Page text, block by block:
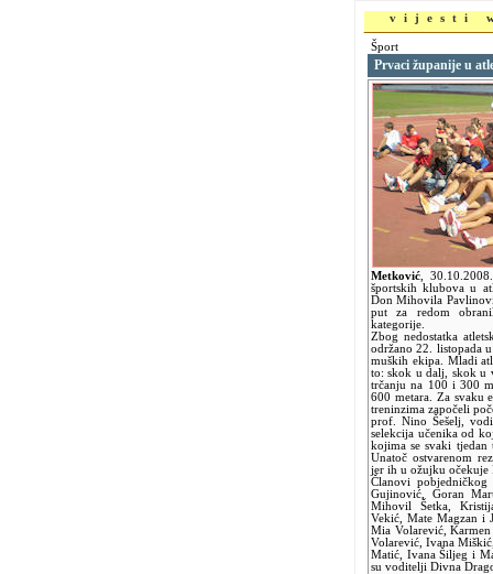
vijesti
Šport
Prvaci županije u
Metković ,
športskih klubova u
Don Mihovila
put za redom
kategorije.
Zbog nedostatka
održano 22. listopada
muških ekipa. Mladi
to: skok u dalj, skok u
trčanju na 100 i 300
600 metara. Za svaku
treninzima započeli
prof. Nino Šešelj,
selekcija učenika od
kojima se svaki tjedan
Unatoč ostvarenom
jer ih u ožujku očekuje
Članovi
Gujinović, Goran
Mihovil Šetka,
Vekić, Mate Magzan i
Mia Volarević,
Volarević, Ivana
Matić, Ivana Šiljeg i
su voditelji Divna